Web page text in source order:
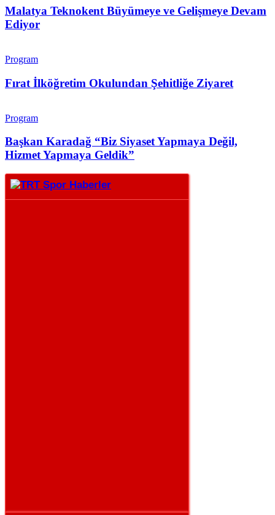
Malatya Teknokent Büyümeye ve Gelişmeye Devam
Ediyor
Program
Fırat İlköğretim Okulundan Şehitliğe Ziyaret
Program
Başkan Karadağ “Biz Siyaset Yapmaya Değil,
Hizmet Yapmaya Geldik”